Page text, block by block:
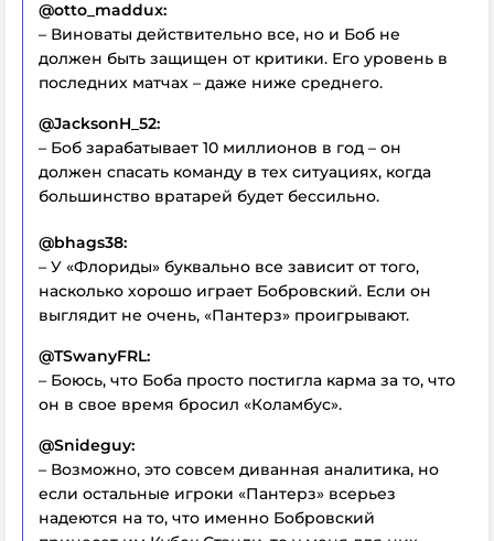
@otto_maddux:
– Виноваты действительно все, но и Боб не
должен быть защищен от критики. Его уровень в
последних матчах – даже ниже среднего.
@JacksonH_52:
– Боб зарабатывает 10 миллионов в год – он
должен спасать команду в тех ситуациях, когда
большинство вратарей будет бессильно.
@bhags38:
– У «Флориды» буквально все зависит от того,
насколько хорошо играет Бобровский. Если он
выглядит не очень, «Пантерз» проигрывают.
@TSwanyFRL:
– Боюсь, что Боба просто постигла карма за то, что
он в свое время бросил «Коламбус».
@Snideguy:
– Возможно, это совсем диванная аналитика, но
если остальные игроки «Пантерз» всерьез
надеются на то, что именно Бобровский